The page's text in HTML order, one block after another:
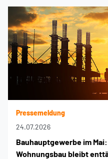
Pressemeldung
24.07.2026
Bauhauptgewerbe im
Wohnungsbau bleibt